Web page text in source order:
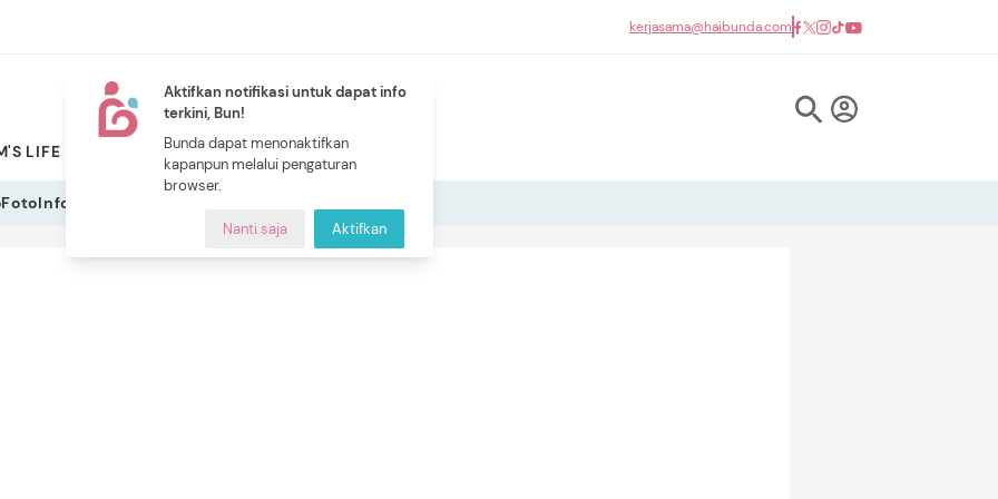
Aktifkan notifikasi untuk dapat info
terkini, Bun!
Bunda dapat menonaktifkan
kapanpun melalui pengaturan
browser.
Nanti saja Aktifkan
kerjasama@haibunda.com
LIFE PILIHAN BUNDA
NEW
CERITA BUNDA
FotoInfografis